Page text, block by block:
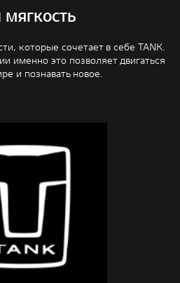
которые сочетает в себе TANK.
именно это позволяет двигаться
и познавать новое.